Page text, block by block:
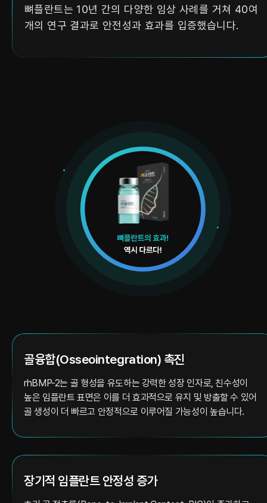
뼈플란트는 10년 간의 다양한 임상 사례를 거쳐 40여
개의 연구 결과로 안전성과 효과를 입증했습니다.
골융합(Osseointegration) 촉진
rhBMP-2는 골 형성을 유도하는 강력한 성장 인자로, 친수성이
높은 임플란트 표면은 이를 더 효과적으로 유지 및 방출할 수 있어
골 생성이 더 빠르고 안정적으로 이루어질 가능성이 높습니다.
장기적 임플란트 안정성 증가